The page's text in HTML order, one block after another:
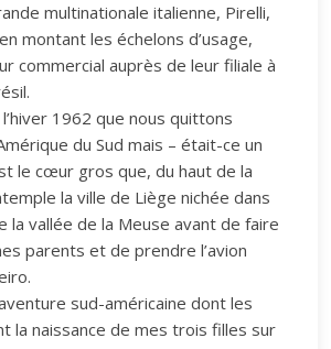
multinationale italienne, Pirelli,
montant les échelons d’usage,
commercial auprès de leur filiale à
l’hiver 1962 que nous quittons
du Sud mais – était-ce un
le cœur gros que, du haut de la
la ville de Liège nichée dans
la vallée de la Meuse avant de faire
parents et de prendre l’avion
sud-américaine dont les
la naissance de mes trois filles sur